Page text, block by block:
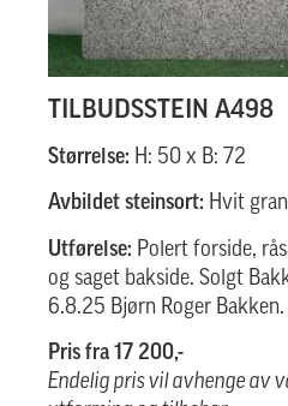
TILBUDSSTEIN A498
Størrelse: H: 50 x B: 72
Avbildet steinsort: Hvit
Utførelse: Polert forside,
og saget bakside. Solgt
6.8.25 Bjørn Roger Bakken.
Pris fra 17 200,-
Endelig pris vil avhenge av